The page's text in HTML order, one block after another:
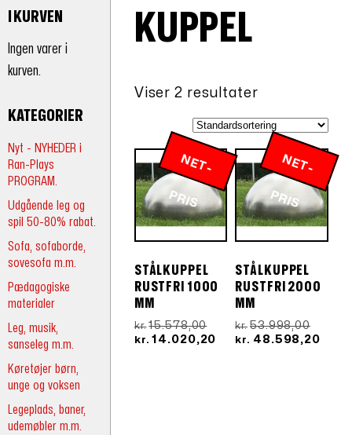
I KURVEN
Ingen varer i
kurven.
KATEGORIER
Nyt - NYHEDER i
Ran-Plays
PROGRAM.
Udgående leg og
spil 50-80% rabat.
Sofa, sofaborde,
sovesofa m.m.
Pædagogiske
materialer
Leg, musik,
sanseleg m.m.
Køretøjer børn,
unge og voksen
Legeplads, baner,
udemøbler m.m.
KUPPEL
Viser 2 resultater
N
E
T
-
P
R
IS
STÅLKUPPEL
RUSTFRI 1000
MM
kr. 15.578,00Den
oprindelige
kr. 14.020,20 Den
N
E
T
-
P
R
IS
STÅLKUPPEL
RUSTFRI 2000
MM
kr. 53.998,00Den
kr. 48.598,20Den